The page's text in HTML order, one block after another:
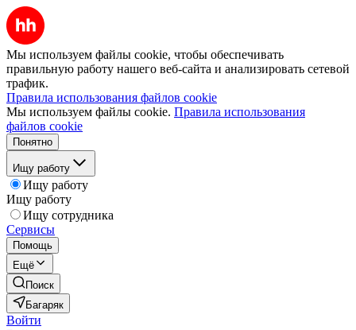
Мы используем файлы cookie, чтобы обеспечивать
правильную работу нашего веб-сайта и анализировать сетевой
трафик.
Правила использования файлов cookie
Мы используем файлы cookie. Правила использования
файлов cookie
Понятно
Ищу работу
Ищу работу
Ищу работу
Ищу сотрудника
Сервисы
Помощь
Ещё
Поиск
Багаряк
Войти